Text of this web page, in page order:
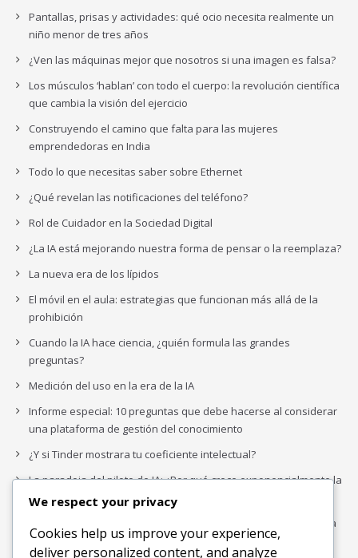
Pantallas, prisas y actividades: qué ocio necesita realmente un
niño menor de tres años
¿Ven las máquinas mejor que nosotros si una imagen es falsa?
Los músculos ‘hablan’ con todo el cuerpo: la revolución científica
que cambia la visión del ejercicio
Construyendo el camino que falta para las mujeres
emprendedoras en India
Todo lo que necesitas saber sobre Ethernet
¿Qué revelan las notificaciones del teléfono?
Rol de Cuidador en la Sociedad Digital
¿La IA está mejorando nuestra forma de pensar o la reemplaza?
La nueva era de los lípidos
El móvil en el aula: estrategias que funcionan más allá de la
prohibición
Cuando la IA hace ciencia, ¿quién formula las grandes
preguntas?
Medición del uso en la era de la IA
Informe especial: 10 preguntas que debe hacerse al considerar
una plataforma de gestión del conocimiento
¿Y si Tinder mostrara tu coeficiente intelectual?
La paradoja del piloto de IA: ¿Por qué crece exponencialmente la
complejidad de la IA empresarial?
Los organigramas de marketing se crearon para los canales. La
IA acaba de dejarlos obsoletos.
We respect your privacy
Cookies help us improve your experience,
deliver personalized content, and analyze